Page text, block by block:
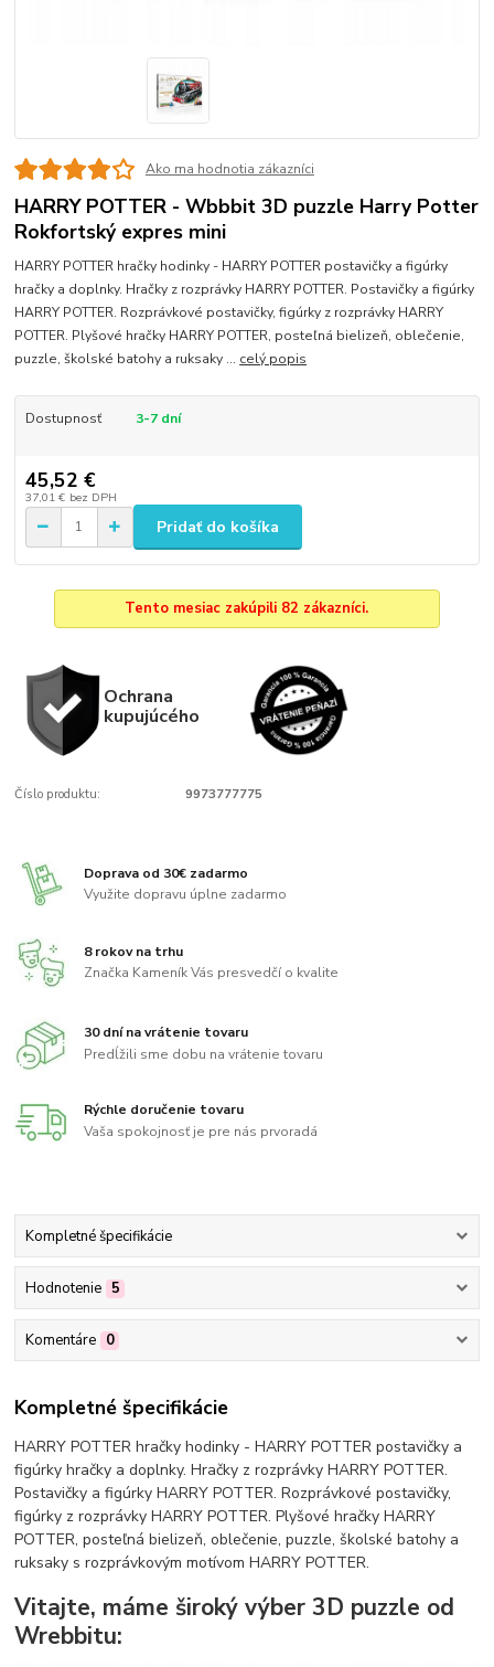
Ako ma hodnotia zákazníci
HARRY POTTER - Wbbbit 3D puzzle Harry Potter
Rokfortský expres mini
HARRY POTTER hračky hodinky - HARRY POTTER postavičky a figúrky
hračky a doplnky. Hračky z rozprávky HARRY POTTER. Postavičky a figúrky
HARRY POTTER. Rozprávkové postavičky, figúrky z rozprávky HARRY
POTTER. Plyšové hračky HARRY POTTER, posteľná bielizeň, oblečenie,
puzzle, školské batohy a ruksaky ... celý popis
Dostupnosť 3-7 dní
45,52 €
37,01 € bez DPH
Pridať do košíka
Tento mesiac zakúpili 82 zákazníci.
Ochrana
kupujúcého
Číslo produktu: 9973777775
Doprava od 30€ zadarmo
Využite dopravu úplne zadarmo
8 rokov na trhu
Značka Kameník Vás presvedčí o kvalite
30 dní na vrátenie tovaru
Predĺžili sme dobu na vrátenie tovaru
Rýchle doručenie tovaru
Vaša spokojnosť je pre nás prvoradá
Kompletné špecifikácie
Hodnotenie 5
Komentáre 0
Kompletné špecifikácie
HARRY POTTER hračky hodinky - HARRY POTTER postavičky a
figúrky hračky a doplnky. Hračky z rozprávky HARRY POTTER.
Postavičky a figúrky HARRY POTTER. Rozprávkové postavičky,
figúrky z rozprávky HARRY POTTER. Plyšové hračky HARRY
POTTER, posteľná bielizeň, oblečenie, puzzle, školské batohy a
ruksaky s rozprávkovým motívom HARRY POTTER.
Vitajte, máme široký výber 3D puzzle od
Wrebbitu: